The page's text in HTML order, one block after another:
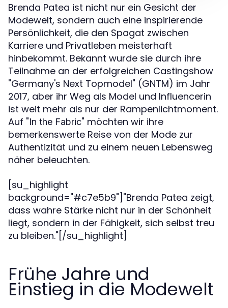
Brenda Patea ist nicht nur ein Gesicht der
Modewelt, sondern auch eine inspirierende
Persönlichkeit, die den Spagat zwischen
Karriere und Privatleben meisterhaft
hinbekommt. Bekannt wurde sie durch ihre
Teilnahme an der erfolgreichen Castingshow
"Germany's Next Topmodel" (GNTM) im Jahr
2017, aber ihr Weg als Model und Influencerin
ist weit mehr als nur der Rampenlichtmoment.
Auf "In the Fabric" möchten wir ihre
bemerkenswerte Reise von der Mode zur
Authentizität und zu einem neuen Lebensweg
näher beleuchten.
[su_highlight
background="#c7e5b9"]"Brenda Patea zeigt,
dass wahre Stärke nicht nur in der Schönheit
liegt, sondern in der Fähigkeit, sich selbst treu
zu bleiben."[/su_highlight]
Frühe Jahre und
Einstieg in die Modewelt